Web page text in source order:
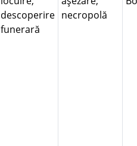
descoperire
funerară
necropolă